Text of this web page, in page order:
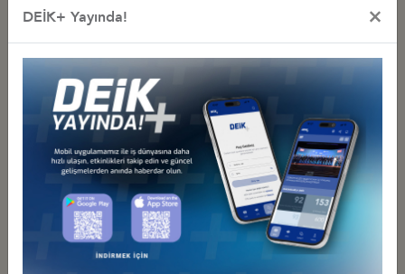
Diğer Basın Açıklamaları
DEİK BAŞKANI NAİL OLPAK: “EKONOMİK BAĞIMSIZLIK, MİLLİ
EGEMENLİĞİN AYRILMAZ BİR PARÇASI”
14 Temmuz 2026 Salı
TÜRK-AMERİKAN SAVUNMA SANAYİ SEKTÖRLERİNE ÇAĞRI:
KÜRESEL TEDARİKTE "HIZ VE ÖLÇEK" İÇİN İŞ BİRLİĞİNİ
GÜÇLENDİRELİM
07 Temmuz 2026 Salı
DEİK+ Yayında! ×